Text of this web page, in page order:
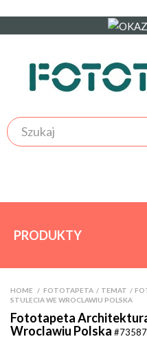
PRODUKTY
HOME FOTOTAPETA >TEMAT >
STULECIA WE WROCLAWIU POLSKA
Fototapeta
Wroclawiu Polska